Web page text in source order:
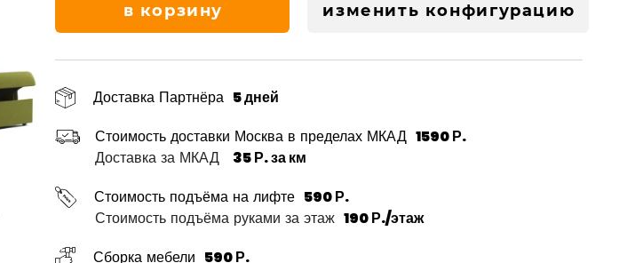
в корзину изменить конфигурацию
Доставка Партнёра 5 дней
Стоимость доставки Москва в пределах МКАД 1590 Р.
Доставка за МКАД
35 Р. за км
Стоимость подъёма на лифте 590 Р.
Стоимость подъёма руками за этаж 190 Р./этаж
Сборка мебели 590 Р.